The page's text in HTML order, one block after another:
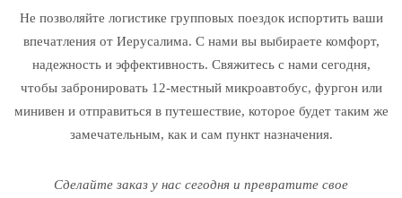
Не позволяйте логистике групповых поездок испортить ваши
впечатления от Иерусалима. С нами вы выбираете комфорт,
надежность и эффективность. Свяжитесь с нами сегодня,
чтобы забронировать 12-местный микроавтобус, фургон или
минивен и отправиться в путешествие, которое будет таким же
замечательным, как и сам пункт назначения.
Сделайте заказ у нас сегодня и превратите свое